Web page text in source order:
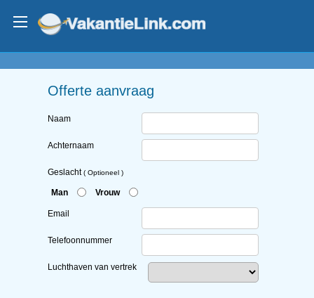
Offerte aanvraag
Naam
Achternaam
Geslacht( Optioneel )
Man Vrouw
Email
Telefoonnummer
Luchthaven van vertrek